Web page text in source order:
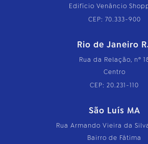
Edifício Venâncio
CEP: 70.333-900
Rio de Janeiro
Rua da Relação, nº
Centro
CEP: 20.231-110
São Luís MA
Rua Armando Vieira da
Bairro de Fátima